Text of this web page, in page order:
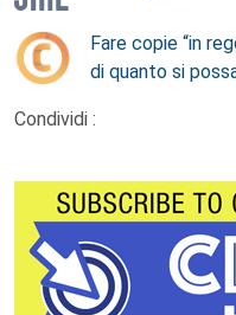
Fare copie “in
di quanto si
Condividi :